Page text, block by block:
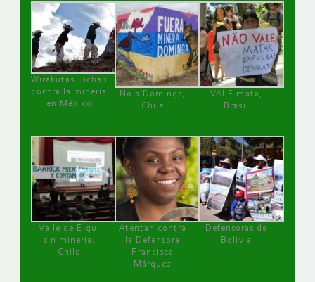
Wirakutas luchan
contra la minería
en México
No a Dominga,
Chile
VALE mata,
Brasil
Valle de Elqui
sin minería.
Chile
Atentan contra
la Defensora
Francisca
Márquez
Defensoras de
Bolivia